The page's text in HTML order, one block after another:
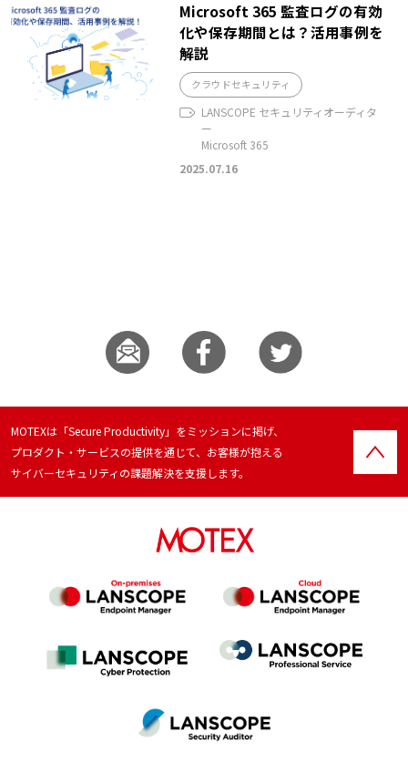
Microsoft 365 監査ログの有効
化や保存期間とは？活用事例を
解説
クラウドセキュリティ
LANSCOPE セキュリティオーディタ
ー
Microsoft 365
2025.07.16
MOTEXは「Secure Productivity」をミッションに掲げ、
プロダクト・サービスの提供を通じて、お客様が抱える
サイバーセキュリティの課題解決を支援します。